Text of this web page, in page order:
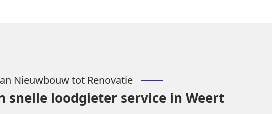
Nieuwbouw tot Renovatie
snelle loodgieter service in Weert